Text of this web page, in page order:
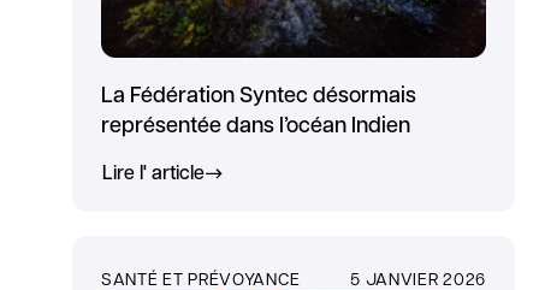
La Fédération Syntec désormais
représentée dans l’océan Indien
Lire l' article
SANTÉ ET PRÉVOYANCE 5 JANVIER 2026